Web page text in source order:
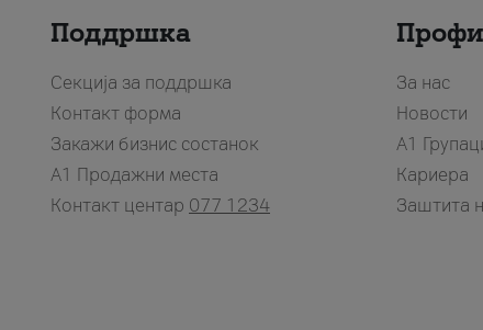
Поддршка
Секција за поддршка
Контакт форма
Закажи бизнис состанок
A1 Продажни места
Контакт центар 077 1234
За нас
Новости
А1
Кариера
Заштита